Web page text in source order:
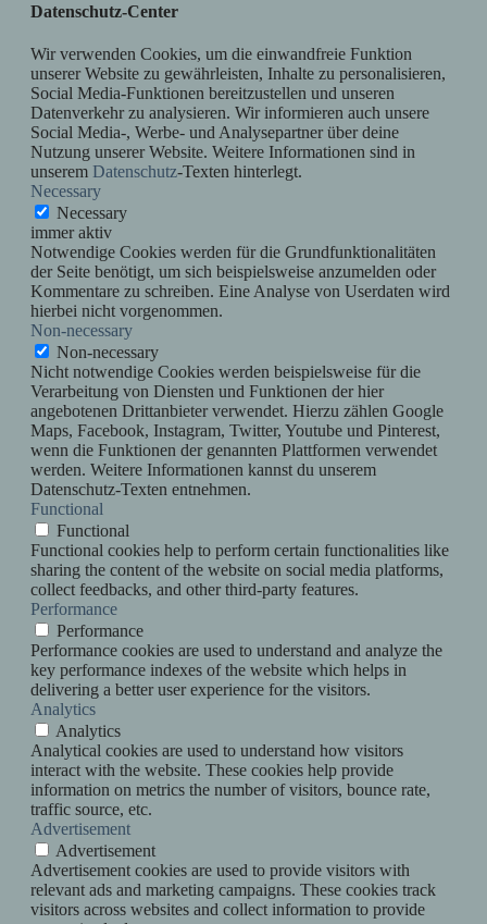
Datenschutz-Center
Wir verwenden Cookies, um die einwandfreie Funktion
unserer Website zu gewährleisten, Inhalte zu personalisieren,
Social Media-Funktionen bereitzustellen und unseren
Datenverkehr zu analysieren. Wir informieren auch unsere
Social Media-, Werbe- und Analysepartner über deine
Nutzung unserer Website. Weitere Informationen sind in
unserem Datenschutz-Texten hinterlegt.
Necessary
Necessary
immer aktiv
Notwendige Cookies werden für die Grundfunktionalitäten
der Seite benötigt, um sich beispielsweise anzumelden oder
Kommentare zu schreiben. Eine Analyse von Userdaten wird
hierbei nicht vorgenommen.
Non-necessary
Non-necessary
Nicht notwendige Cookies werden beispielsweise für die
Verarbeitung von Diensten und Funktionen der hier
angebotenen Drittanbieter verwendet. Hierzu zählen Google
Maps, Facebook, Instagram, Twitter, Youtube und Pinterest,
wenn die Funktionen der genannten Plattformen verwendet
werden. Weitere Informationen kannst du unserem
Datenschutz-Texten entnehmen.
Functional
Functional
Functional cookies help to perform certain functionalities like
sharing the content of the website on social media platforms,
collect feedbacks, and other third-party features.
Performance
Performance
Performance cookies are used to understand and analyze the
key performance indexes of the website which helps in
delivering a better user experience for the visitors.
Analytics
Analytics
Analytical cookies are used to understand how visitors
interact with the website. These cookies help provide
information on metrics the number of visitors, bounce rate,
traffic source, etc.
Advertisement
Advertisement
Advertisement cookies are used to provide visitors with
relevant ads and marketing campaigns. These cookies track
visitors across websites and collect information to provide